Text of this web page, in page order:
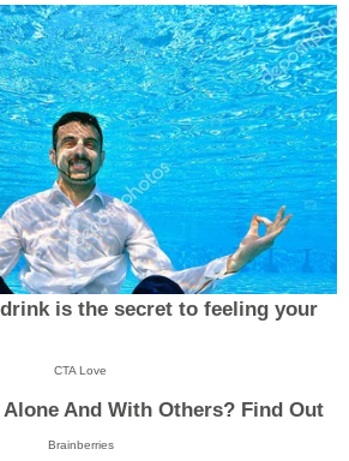
is the secret to feeling your
CTA Love
Alone And With Others? Find Out
Brainberries